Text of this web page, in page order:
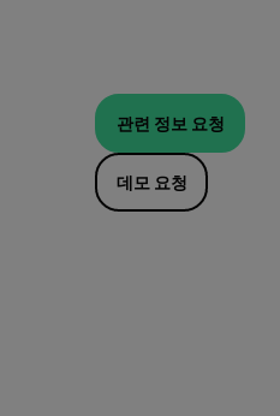
관련 정보 요청
데모 요청